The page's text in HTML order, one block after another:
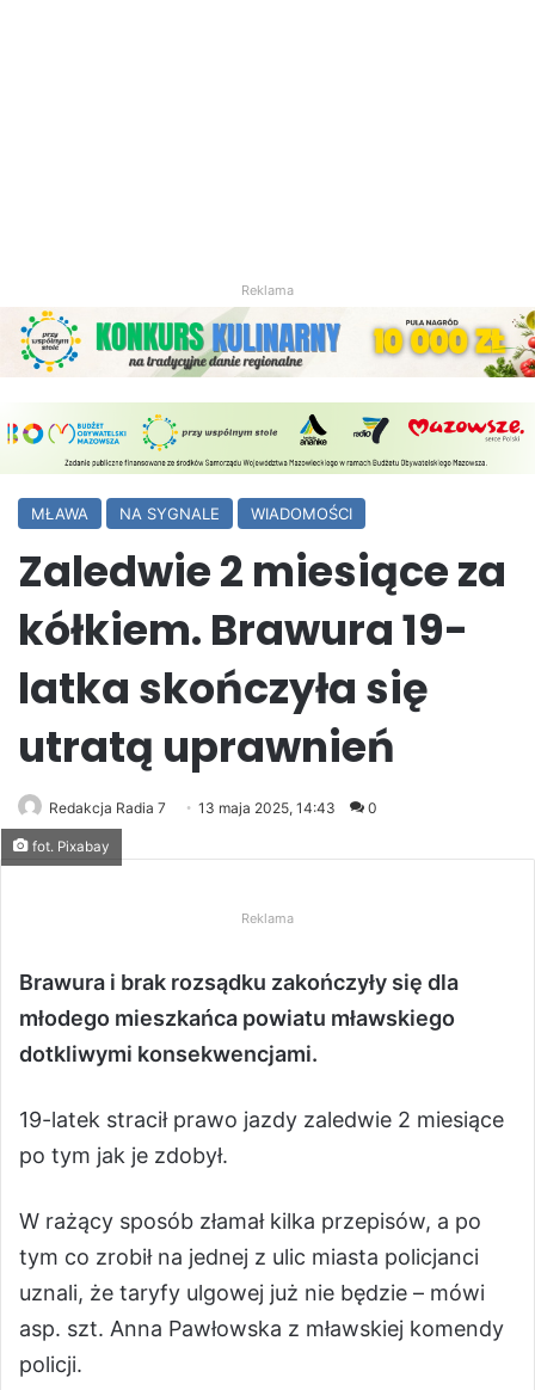
Reklama
MŁAWA NA SYGNALE WIADOMOŚCI
Zaledwie 2 miesiące za
kółkiem. Brawura 19-
latka skończyła się
utratą uprawnień
Redakcja Radia 7 13 maja 2025, 14:43 0
fot. Pixabay
Reklama
Brawura i brak rozsądku zakończyły się dla
młodego mieszkańca powiatu mławskiego
dotkliwymi konsekwencjami.
19-latek stracił prawo jazdy zaledwie 2 miesiące
po tym jak je zdobył.
W rażący sposób złamał kilka przepisów, a po
tym co zrobił na jednej z ulic miasta policjanci
uznali, że taryfy ulgowej już nie będzie – mówi
asp. szt. Anna Pawłowska z mławskiej komendy
policji.